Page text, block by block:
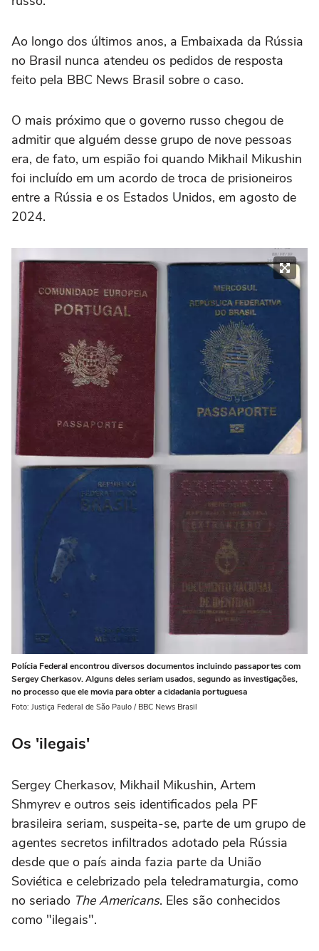
Ao longo dos últimos anos, a Embaixada da Rússia
no Brasil nunca atendeu os pedidos de resposta
feito pela BBC News Brasil sobre o caso.
O mais próximo que o governo russo chegou de
admitir que alguém desse grupo de nove pessoas
era, de fato, um espião foi quando Mikhail Mikushin
foi incluído em um acordo de troca de prisioneiros
entre a Rússia e os Estados Unidos, em agosto de
2024.
Polícia Federal encontrou diversos documentos incluindo passaportes com
Sergey Cherkasov. Alguns deles seriam usados, segundo as investigações,
no processo que ele movia para obter a cidadania portuguesa
Foto: Justiça Federal de São Paulo / BBC News Brasil
Os 'ilegais'
Sergey Cherkasov, Mikhail Mikushin, Artem
Shmyrev e outros seis identificados pela PF
brasileira seriam, suspeita-se, parte de um grupo de
agentes secretos infiltrados adotado pela Rússia
desde que o país ainda fazia parte da União
Soviética e celebrizado pela teledramaturgia, como
no seriado The Americans. Eles são conhecidos
como "ilegais".